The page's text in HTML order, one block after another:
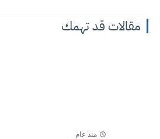
مقالات قد تهمك
منذ عام